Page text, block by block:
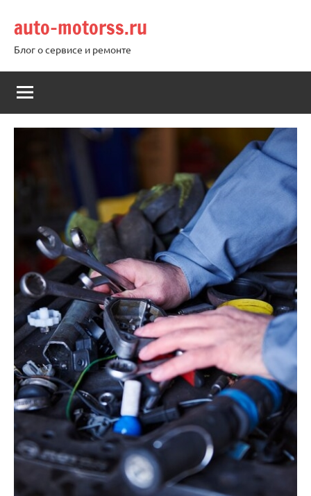
содержимому
auto-motorss.ru
Блог о сервисе и ремонте